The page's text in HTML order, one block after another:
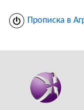
Прописка в